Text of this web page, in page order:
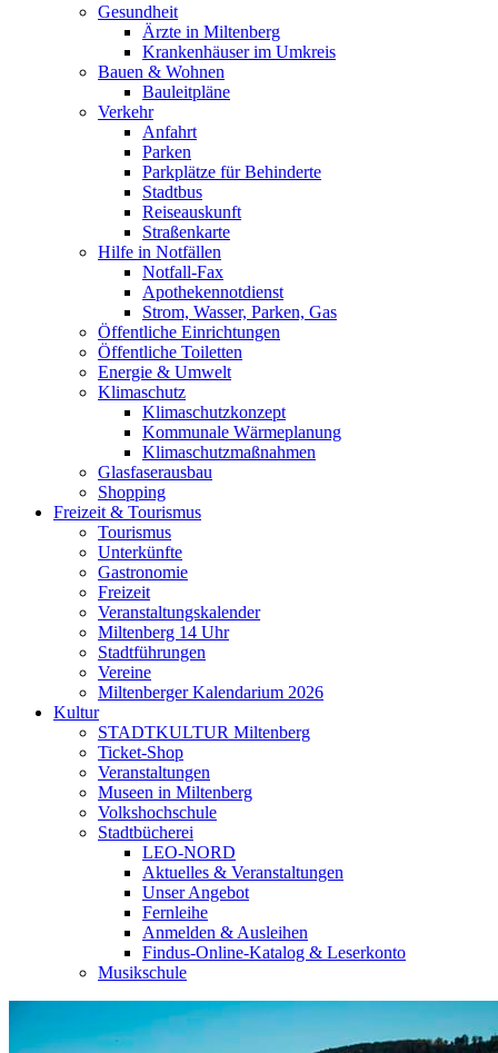
Gesundheit
Ärzte in Miltenberg
Krankenhäuser im Umkreis
Bauen & Wohnen
Bauleitpläne
Verkehr
Anfahrt
Parken
Parkplätze für Behinderte
Stadtbus
Reiseauskunft
Straßenkarte
Hilfe in Notfällen
Notfall-Fax
Apothekennotdienst
Strom, Wasser, Parken, Gas
Öffentliche Einrichtungen
Öffentliche Toiletten
Energie & Umwelt
Klimaschutz
Klimaschutzkonzept
Kommunale Wärmeplanung
Klimaschutzmaßnahmen
Glasfaserausbau
Shopping
Freizeit & Tourismus
Tourismus
Unterkünfte
Gastronomie
Freizeit
Veranstaltungskalender
Miltenberg 14 Uhr
Stadtführungen
Vereine
Miltenberger Kalendarium 2026
Kultur
STADTKULTUR Miltenberg
Ticket-Shop
Veranstaltungen
Museen in Miltenberg
Volkshochschule
Stadtbücherei
LEO-NORD
Aktuelles & Veranstaltungen
Unser Angebot
Fernleihe
Anmelden & Ausleihen
Findus-Online-Katalog & Leserkonto
Musikschule